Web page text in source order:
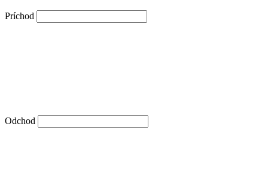
Príchod
Odchod